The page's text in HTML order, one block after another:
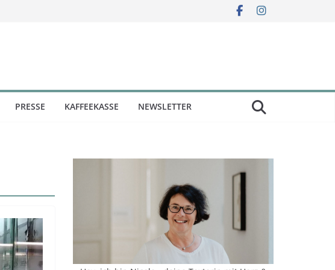
PRESSE KAFFEEKASSE NEWSLETTER